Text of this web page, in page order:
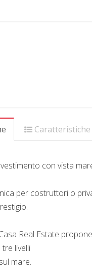
Caratteristiche
con vista
per costruttori o
Real Estate
livelli
mare.